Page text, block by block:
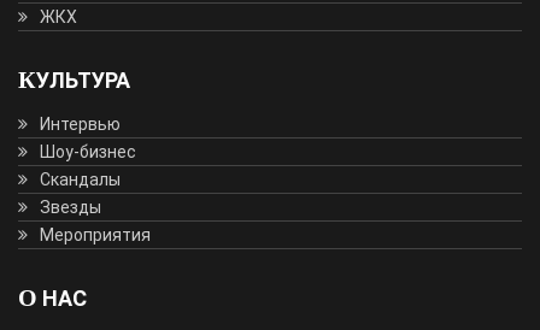
ЖКХ
КУЛЬТУРА
Интервью
Шоу-бизнес
Скандалы
Звезды
Мероприятия
О НАС